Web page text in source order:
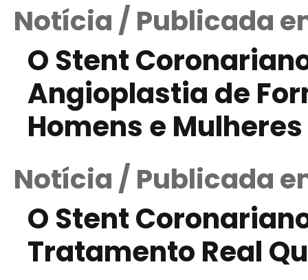
Notícia / Publicada
O Stent
Angioplastia de
Homens e Mulheres
Notícia / Publicada
O Stent
Tratamento Real